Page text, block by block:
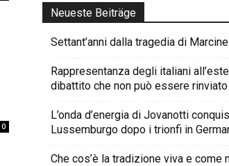
0
Neueste Beiträge
Settant’anni dalla tragedia di
Rappresentanza degli italiani
dibattito che non può essere rinviato
L’onda d’energia di Jovanotti
Lussemburgo dopo i trionfi in
Che cos’è la tradizione viva e come